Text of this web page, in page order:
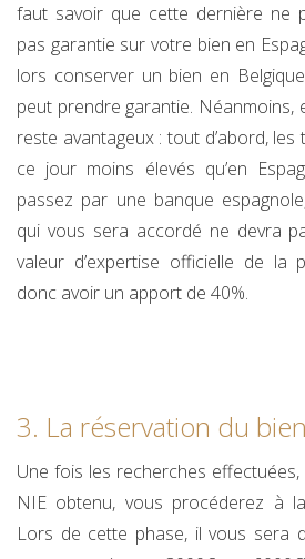
faut savoir que cette dernière ne
pas garantie sur votre bien en
lors conserver un bien en
peut prendre garantie. Néanmoins,
reste avantageux : tout d’abord, les
ce jour moins élevés qu’en
passez par une banque
qui vous sera accordé ne devra
valeur d’expertise officielle de la
donc avoir un apport de 40%.
3. La réservation du bien
Une fois les recherches
NIE obtenu, vous procéderez à
Lors de cette phase, il vous sera